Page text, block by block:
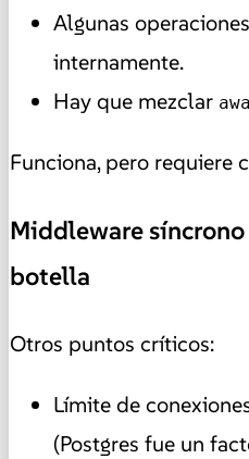
Algunas
internamente.
Hay que mezclar
Funciona, pero requiere
Middleware
botella
Otros puntos críticos:
Límite de
(Postgres fue un